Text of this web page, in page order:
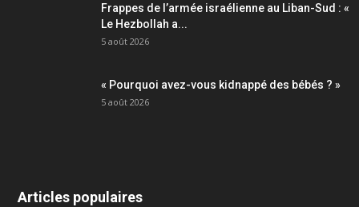
Frappes de l’armée israélienne au Liban-Sud : «
Le Hezbollah a...
5 août 2026
« Pourquoi avez-vous kidnappé des bébés ? »
5 août 2026
Articles populaires